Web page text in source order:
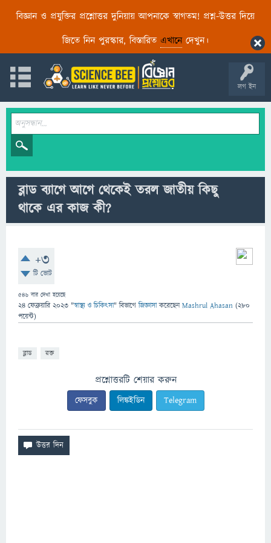
বিজ্ঞান ও প্রযুক্তির প্রশ্নোত্তর দুনিয়ায় আপনাকে স্বাগতম! প্রশ্ন-উত্তর দিয়ে
জিতে নিন পুরস্কার, বিস্তারিত এখানেদেখুন।
লগ ইন
ব্লাড ব্যাগে আগে থেকেই তরল জাতীয় কিছু
থাকে এর কাজ কী?
+3
টি ভোট
546 বার দেখা হয়েছে
24 ফেব্রুয়ারি 2023 "স্বাস্থ্য ও চিকিৎসা" বিভাগে জিজ্ঞাসাকরেছেনMashrul Ahasan (280
পয়েন্ট)
ব্লাড রক্ত
প্রশ্নোত্তরটি শেয়ার করুন
ফেসবুক লিঙ্কইডিন Telegram